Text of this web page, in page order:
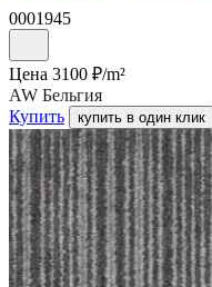
0001945
Цена 3100 ₽/m²
AW Бельгия
Купить
купить в один клик